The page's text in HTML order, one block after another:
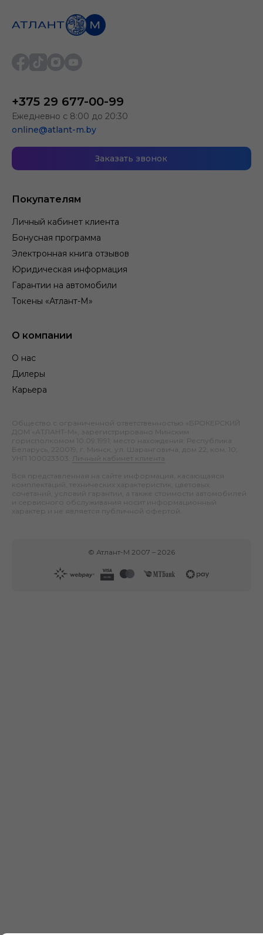
Покупателям
Личный кабинет клиента
Бонусная программа
Электронная книга отзывов
Юридическая информация
Гарантии на автомобили
Токены «Атлант-М»
О компании
О нас
Дилеры
Карьера
+375 29 677-00-99
Ежедневно с 8:00 до 20:30
online@atlant-m.by
Заказать звонок
Общество с ограниченной ответственностью «БРОКЕРСКИЙ
ДОМ «АТЛАНТ-М», зарегистрировано Минским
горисполкомом 10.09.1991; место нахождения: Республика
Беларусь, 220019, г. Минск, ул. Шаранговича, дом 22, ком. 10;
УНП 100023303.
Личный кабинет клиента
Вся представленная на сайте информация, касающаяся
комплектаций, технических характеристик, цветовых
сочетаний, условий гарантии, а также стоимости автомобилей
и сервисного обслуживания носит информационный
характер и не является публичной офертой.
© Атлант-М 2007 – 2026